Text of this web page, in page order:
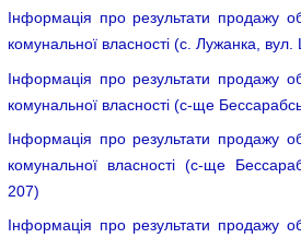
Інформація про результати продажу
комунальної власності (с. Лужанка,
Інформація про результати продажу
комунальної власності (с-ще
Інформація про результати продажу
комунальної власності (с-ще
207)
Інформація про результати продажу